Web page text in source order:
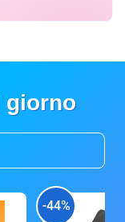
giorno
-44%